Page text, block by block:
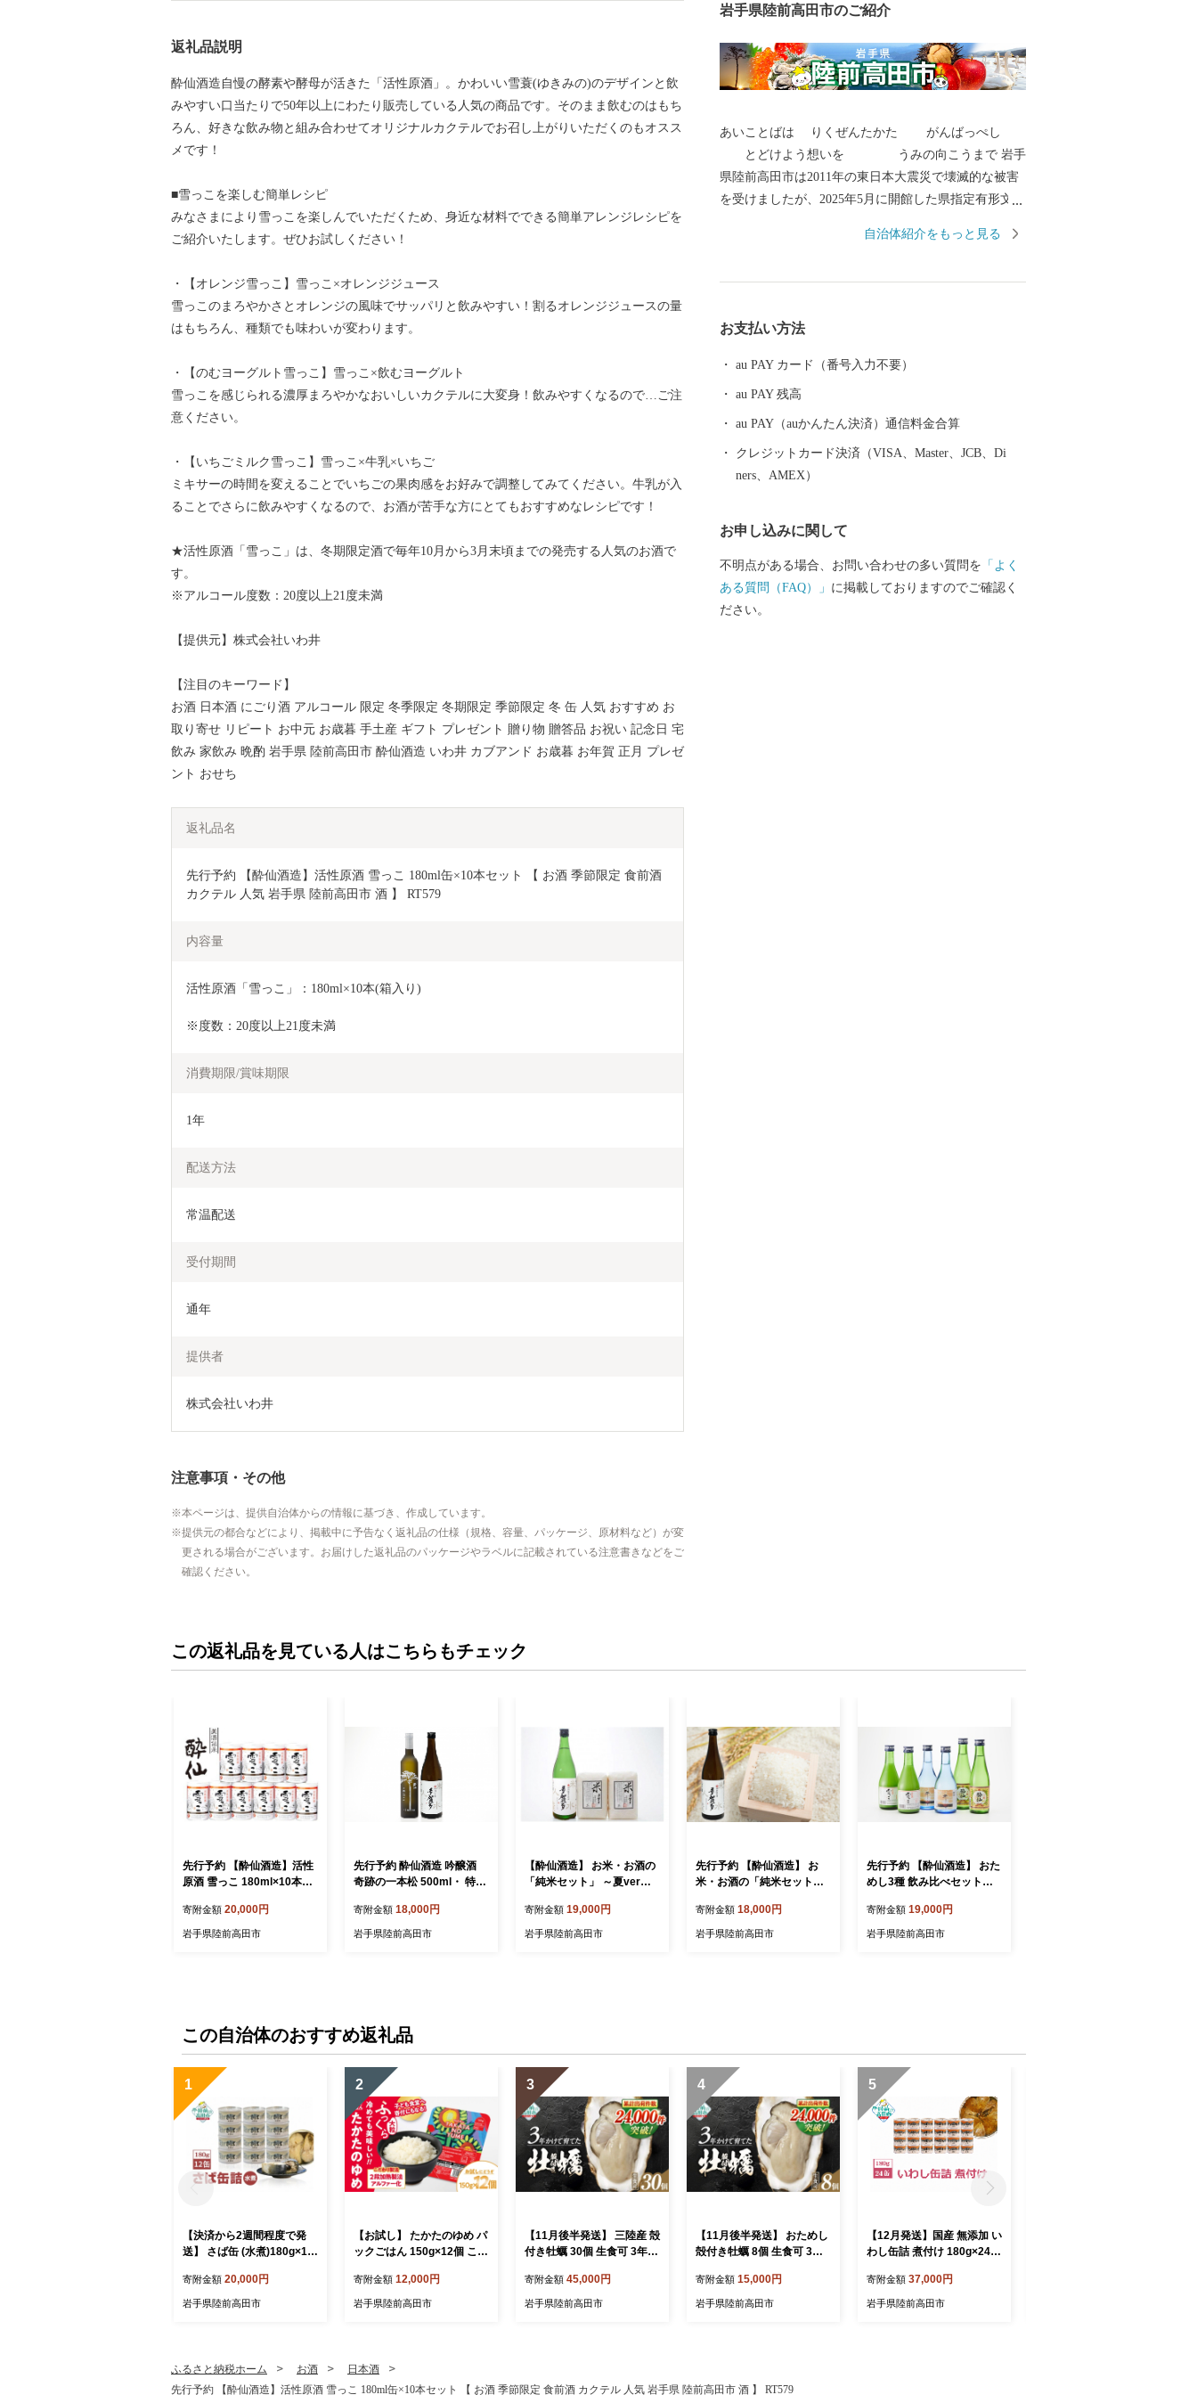
返礼品説明
酔仙酒造自慢の酵素や酵母が活きた「活性原酒」。かわいい雪蓑(ゆきみの)のデザインと飲
みやすい口当たりで50年以上にわたり販売している人気の商品です。そのまま飲むのはもち
ろん、好きな飲み物と組み合わせてオリジナルカクテルでお召し上がりいただくのもオスス
メです！
■雪っこを楽しむ簡単レシピ
みなさまにより雪っこを楽しんでいただくため、身近な材料でできる簡単アレンジレシピを
ご紹介いたします。ぜひお試しください！
・【オレンジ雪っこ】雪っこ×オレンジジュース
雪っこのまろやかさとオレンジの風味でサッパリと飲みやすい！割るオレンジジュースの量
はもちろん、種類でも味わいが変わります。
・【のむヨーグルト雪っこ】雪っこ×飲むヨーグルト
雪っこを感じられる濃厚まろやかなおいしいカクテルに大変身！飲みやすくなるので…ご注
意ください。
・【いちごミルク雪っこ】雪っこ×牛乳×いちご
ミキサーの時間を変えることでいちごの果肉感をお好みで調整してみてください。牛乳が入
ることでさらに飲みやすくなるので、お酒が苦手な方にとてもおすすめなレシピです！
★活性原酒「雪っこ」は、冬期限定酒で毎年10月から3月末頃までの発売する人気のお酒で
す。
※アルコール度数：20度以上21度未満
【提供元】株式会社いわ井
【注目のキーワード】
お酒 日本酒 にごり酒 アルコール 限定 冬季限定 冬期限定 季節限定 冬 缶 人気 おすすめ お
取り寄せ リピート お中元 お歳暮 手土産 ギフト プレゼント 贈り物 贈答品 お祝い 記念日 宅
飲み 家飲み 晩酌 岩手県 陸前高田市 酔仙酒造 いわ井 カブアンド お歳暮 お年賀 正月 プレゼ
ント おせち
返礼品名
先行予約 【酔仙酒造】活性原酒 雪っこ 180ml缶×10本セット 【 お酒 季節限定 食前酒
カクテル 人気 岩手県 陸前高田市 酒 】 RT579
内容量
活性原酒「雪っこ」：180ml×10本(箱入り)
※度数：20度以上21度未満
消費期限/賞味期限
1年
配送方法
常温配送
受付期間
通年
提供者
株式会社いわ井
注意事項・その他
本ページは、提供自治体からの情報に基づき、作成しています。
提供元の都合などにより、掲載中に予告なく返礼品の仕様（規格、容量、パッケージ、原材料など）が変
更される場合がございます。お届けした返礼品のパッケージやラベルに記載されている注意書きなどをご
確認ください。
岩手県陸前高田市のご紹介
あいことばは りくぜんたかた がんばっぺし
とどけよう想いを うみの向こうまで 岩手
県陸前高田市は2011年の東日本大震災で壊滅的な被害
を受けましたが、2025年5月に開館した県指定有形文化
田松原、 秋はりんごやブドウ、秋の味覚に舌鼓み。各
地で黄金の稲穂が揺れています。 冬は雪も少なく過ご
高田へ、ぜひ一度お越しください。 〇ふるさと納税を
通じて障がい者の雇用を！ 岩手県陸前高田市ではふる
さと納税の返礼品の梱包を障がい者の皆様に正式に委
の高い集中力と一つ一つの丁寧な作業には頭が下がり
ます。 また、ふるさと納税は市の事業ということで自
分達が「市に役立つ仕事をしているんだ」と誇りを持
自治体紹介をもっと見る
お支払い方法
au PAY カード（番号入力不要）
au PAY 残高
au PAY（auかんたん決済）通信料金合算
クレジットカード決済（VISA、Master、JCB、Di
ners、AMEX）
お申し込みに関して
不明点がある場合、お問い合わせの多い質問を 「よく
ある質問（FAQ）」 に掲載しておりますのでご確認く
ださい。
この返礼品を見ている人はこちらもチェック
先行予約 【酔仙酒造】活性
原酒 雪っこ 180ml×10本セ
季節限定 食前酒 カクテル
人気 岩手県 陸前高田市 】
寄附金額 20,000円
岩手県陸前高田市
先行予約 酔仙酒造 吟醸酒
奇跡の一本松 500ml・ 特別
セット 【 地酒 お酒 日本酒
飲み比べ 晩酌 岩手県 陸前
寄附金額 18,000円
岩手県陸前高田市
【酔仙酒造】 お米・お酒の
「純米セット」 ～夏ver～
とめぼれ 白米 精米 岩手県
陸前高田市 】 RT567
寄附金額 19,000円
岩手県陸前高田市
先行予約 【酔仙酒造】 お
米・お酒の「純米セット」
酒 晩酌 ひとめぼれ 白米 精
米 岩手県 陸前高田市 】 RT
寄附金額 18,000円
岩手県陸前高田市
先行予約 【酔仙酒造】 おた
めし3種 飲み比べセット～
晩酌 岩手県 陸前高田市 】R
T573
寄附金額 19,000円
岩手県陸前高田市
この自治体のおすすめ返礼品
1
【決済から2週間程度で発
送】 さば缶 (水煮)180g×12
鯖 無添加 無着色 海産物 お
つまみ 備蓄 防災 食料 長期
寄附金額 20,000円
岩手県陸前高田市
2
【お試し】 たかたのゆめ パ
ックごはん 150g×12個 こど
ライス 米 国産 お手軽 レン
ジ 簡単 便利 時短 非常食 備
寄附金額 12,000円
岩手県陸前高田市
3
【11月後半発送】 三陸産 殻
付き牡蠣 30個 生食可 3年育
生食 大粒 国産 広田湾 期間
限定 マルテン水産 】 RT39
寄附金額 45,000円
岩手県陸前高田市
4
【11月後半発送】 おためし
殻付き牡蠣 8個 生食可 3年
鍋 生食 大粒 国産 三陸産 広
田湾 期間限定 マルテン水産
寄附金額 15,000円
岩手県陸前高田市
5
【12月発送】国産 無添加 い
わし缶詰 煮付け 180g×24缶
いわし イワシ イワシ缶 魚
菊詰め 缶詰 無着色 海産物
寄附金額 37,000円
岩手県陸前高田市
ふるさと納税ホーム お酒
日本酒
先行予約 【酔仙酒造】活性原酒 雪っこ 180ml缶×10本セット 【 お酒 季節限定 食前酒 カクテル 人気 岩手県 陸前高田市 酒 】 RT579